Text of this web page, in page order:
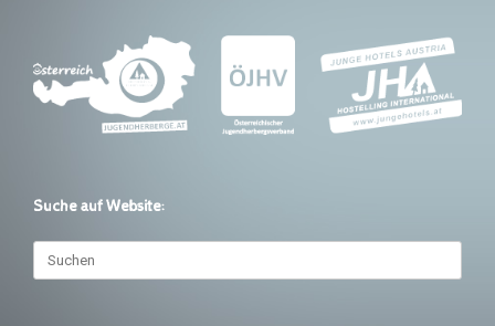
Suche auf Website:
Suchen